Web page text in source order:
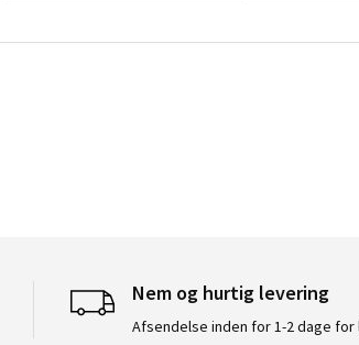
Nem og hurtig levering
Afsendelse inden for 1-2 dage